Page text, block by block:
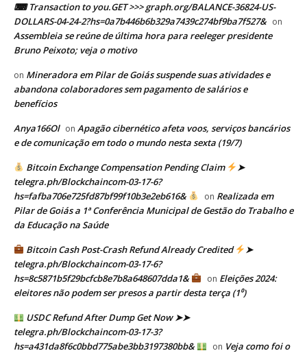
⌨ Transaction to you.GET >>> graph.org/BALANCE-36824-US-
DOLLARS-04-24-2?hs=0a7b446b6b329a7439c274bf9ba7f527& on
Assembleia se reúne de última hora para reeleger presidente
Bruno Peixoto; veja o motivo
on Mineradora em Pilar de Goiás suspende suas atividades e
abandona colaboradores sem pagamento de salários e
benefícios
Anya166Ol on Apagão cibernético afeta voos, serviços bancários
e de comunicação em todo o mundo nesta sexta (19/7)
Bitcoin Exchange Compensation Pending Claim
➤
telegra.ph/Blockchaincom-03-17-6?
hs=fafba706e725fd87bf99f10b3e2eb616&
on Realizada em
Pilar de Goiás a 1ª Conferência Municipal de Gestão do Trabalho e
da Educação na Saúde
Bitcoin Cash Post-Crash Refund Already Credited
➤
telegra.ph/Blockchaincom-03-17-6?
hs=8c5871b5f29bcfcb8e7b8a648607dda1&
on Eleições 2024:
eleitores não podem ser presos a partir desta terça (1⁰)
USDC Refund After Dump Get Now ➤➤
telegra.ph/Blockchaincom-03-17-3?
hs=a431da8f6c0bbd775abe3bb3197380bb&
on Veja como foi o